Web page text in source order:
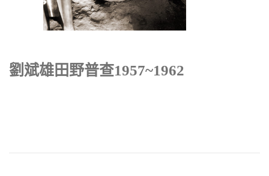
劉斌雄田野普查1957~1962